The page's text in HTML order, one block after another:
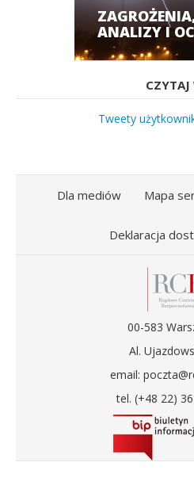
ANALIZY I
CZYTAJ
Tweety
Dla mediów Mapa
Deklaracja
00-583
Al.
email:
tel. (+48 22)